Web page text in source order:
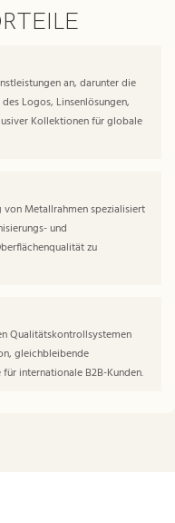
an, darunter die
Logos, Linsenlösungen,
Kollektionen für globale
Metallrahmen spezialisiert
und
zu
Qualitätskontrollsystemen
gleichbleibende
internationale B2B-Kunden.